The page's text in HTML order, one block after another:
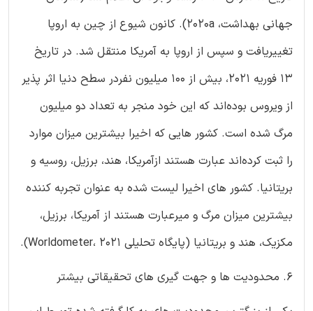
جهانی بهداشت، 2020a). کانون شیوع از چین به اروپا
تغییریافت و سپس از اروپا به آمریکا منتقل شد. در تاریخ
13 فوریه 2021، بیش از 100 میلیون نفردر سطح دنیا اثر پذیر
از ویروس بوده‌اند که این خود منجر به تعداد دو میلیون
مرگ شده ‌است. کشور هایی که اخیرا بیشترین میزان موارد
را ثبت کرده‌اند عبارت هستند ازآمریکا، هند، برزیل، روسیه و
بریتانیا. کشور های اخیرا لیست ‌شده به عنوان تجربه کننده
بیشترین میزان مرگ‌ و میرعبارت هستند از آمریکا، برزیل،
مکزیک، هند و بریتانیا (پایگاه تحلیلی Worldometer، 2021).
6. محدودیت‌ ها و جهت ‌گیری ‌های تحقیقاتی بیشتر